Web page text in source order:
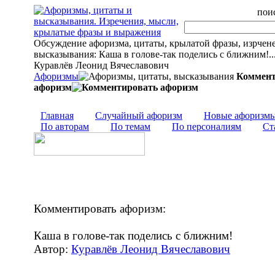
Обсуждение афоризма, цитаты, крылатой фразы,
высказывания: Каша в голове-так поделись с
Куравлёв Леонид Вячеславович
Афоризмы
афоризм
Главная Случайный афоризм
Новые
По авторам
По темам По персоналиям
Комментировать афоризм:
Каша в голове-так поделись с ближним!
Автор: Куравлёв Леонид Вячеславович